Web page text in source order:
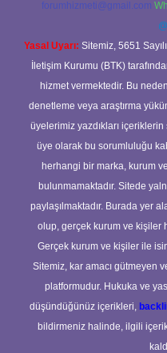
forumhizmeti@gmail.com
Yasal Uyarı: Sitemiz, 5651
İletişim Kurumu (BTK)
hizmet vermektedir. Bu
denetleme veya araştırma
üyelerimiz yazdıkları
üye olarak bu sorumluluğu
herhangi bir marka, kurum
bulunmamaktadır. Sitede
paylaşılmaktadır. Burada yer
olup, gerçek kurum ve kişiler
Gerçek kurum ve kişiler ile
Sitemiz, kar amacı gütmeyen
platformudur. Hukuka ve
düşündüğünüz içerikleri,
bildirmeniz halinde, ilgili